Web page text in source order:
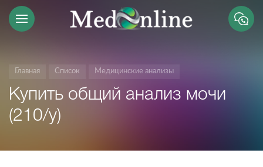
Главная Список Медицинские анализы
Купить общий анализ мочи
(210/у)